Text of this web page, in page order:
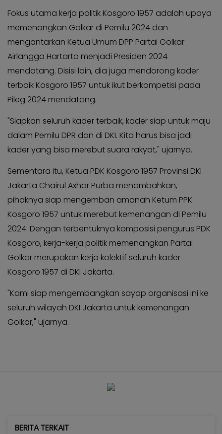
Photo
Fokus utama kerja politik Kosgoro 1957 adalah upaya
memenangkan Golkar di Pemilu 2024 dan
mengantarkan Ketua Umum DPP Partai Golkar
Airlangga Hartarto menjadi Presiden 2024
mendatang. Disisi lain, dia juga mendorong kader
terbaik Kosgoro 1957 untuk ikut berkompetisi pada
Pileg 2024 mendatang.
"Siapkan seluruh kader terbaik, kader siap untuk maju
dalam Pemilu DPR dan di DKI. Kita harus bisa jadi
kader yang bisa merebut suara rakyat," ujarnya.
Sementara itu, Ketua PDK Kosgoro 1957 Provinsi DKI
Jakarta Chairul Axhar Purba menambahkan,
pihaknya siap mengemban amanah Ketum PPK
Kosgoro 1957 untuk merebut kemenangan di Pemilu
2024. Dengan terbentuknya komposisi pengurus PDK
Kosgoro, kerja-kerja politik memenangkan Partai
Golkar merupakan kerja kolektif seluruh kader
Kosgoro 1957 di DKI Jakarta.
"Kami siap mengembangkan sayap organisasi ini ke
seluruh wilayah DKI Jakarta untuk kemenangan
Golkar," ujarnya.
BERITA TERKAIT